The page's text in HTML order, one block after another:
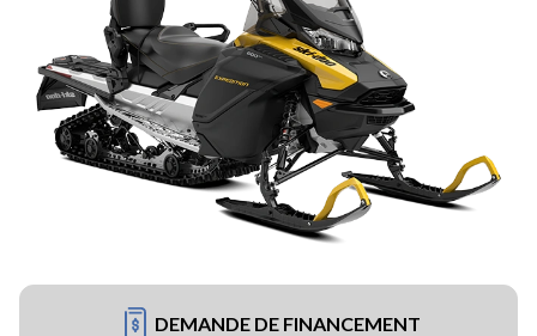
DEMANDE DE FINANCEMENT